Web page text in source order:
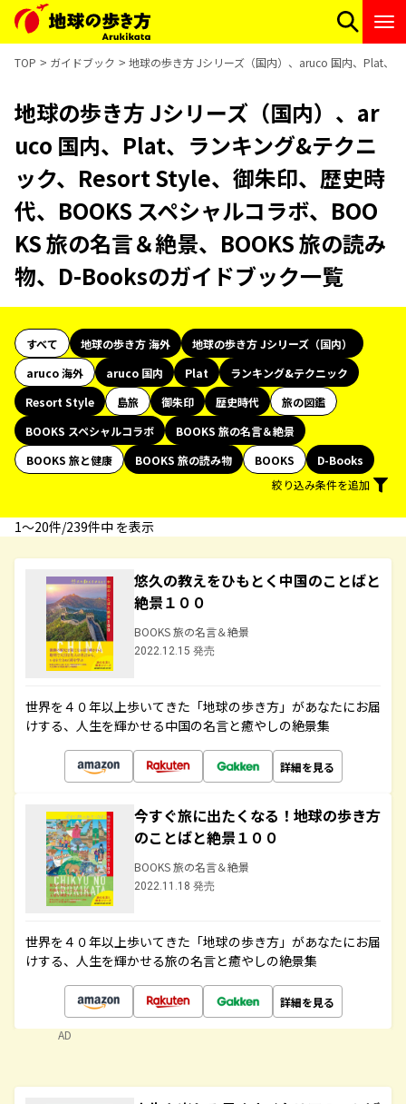
TOP ガイドブック 地球の歩き方 Jシリーズ（国内）、aruco 国内、Plat、
地球の歩き方 Jシリーズ（国内）、ar
uco 国内、Plat、ランキング&テクニ
ック、Resort Style、御朱印、歴史時
代、BOOKS スペシャルコラボ、BOO
KS 旅の名言＆絶景、BOOKS 旅の読み
物、D-Booksのガイドブック一覧
すべて 地球の歩き方 海外
地球の歩き方 Jシリーズ（国内）
aruco 海外
aruco 国内 Plat
ランキング&テクニック
Resort Style
島旅 御朱印 歴史時代
旅の図鑑
BOOKS スペシャルコラボ
BOOKS 旅の名言＆絶景
BOOKS 旅と健康
BOOKS 旅の読み物 BOOKS
D-Books
絞り込み条件を追加
1〜20件/239件中 を表示
悠久の教えをひもとく中国のことばと
絶景１００
BOOKS 旅の名言＆絶景
2022.12.15 発売
世界を４０年以上歩いてきた「地球の歩き方」があなたにお届
けする、人生を輝かせる中国の名言と癒やしの絶景集
詳細を見る
今すぐ旅に出たくなる！地球の歩き方
のことばと絶景１００
BOOKS 旅の名言＆絶景
2022.11.18 発売
世界を４０年以上歩いてきた「地球の歩き方」があなたにお届
けする、人生を輝かせる旅の名言と癒やしの絶景集
詳細を見る
AD